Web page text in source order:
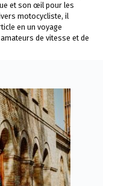
et son œil pour les
motocycliste, il
en un voyage
de vitesse et de